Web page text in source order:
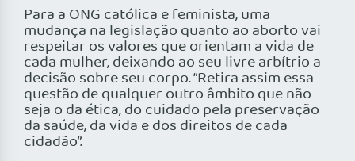
Para a ONG católica e feminista, uma
mudança na legislação quanto ao aborto vai
respeitar os valores que orientam a vida de
cada mulher, deixando ao seu livre arbítrio a
decisão sobre seu corpo. “Retira assim essa
questão de qualquer outro âmbito que não
seja o da ética, do cuidado pela preservação
da saúde, da vida e dos direitos de cada
cidadão”.